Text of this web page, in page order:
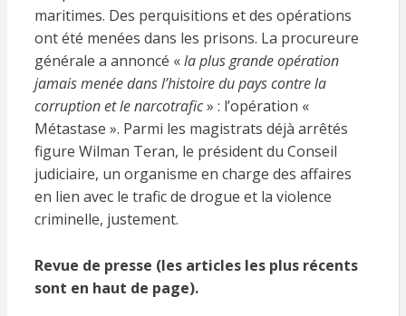
maritimes. Des perquisitions et des opérations
ont été menées dans les prisons. La procureure
générale a annoncé «la plus grande opération
jamais menée dans l’histoire du pays contre la
corruption et le narcotrafic» : l’opération «
Métastase ». Parmi les magistrats déjà arrêtés
figure Wilman Teran, le président du Conseil
judiciaire, un organisme en charge des affaires
en lien avec le trafic de drogue et la violence
criminelle, justement.
Revue de presse (les articles les plus récents
sont en haut de page).